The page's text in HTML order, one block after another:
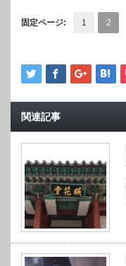
固定ページ: 1 2
関連記事